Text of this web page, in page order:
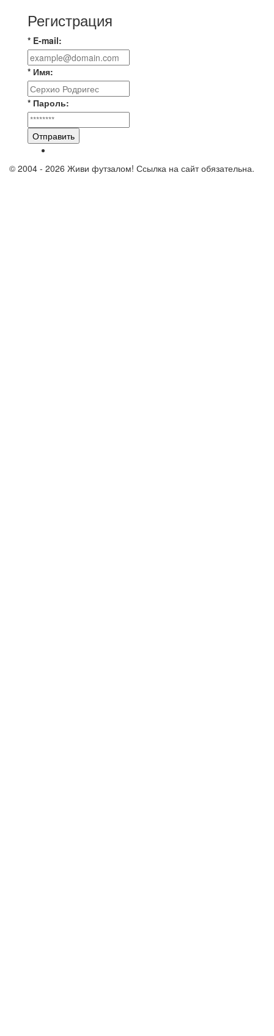
Регистрация
* E-mail:
* Имя:
* Пароль:
Отправить
© 2004 - 2026 Живи футзалом! Ссылка на сайт обязательна.